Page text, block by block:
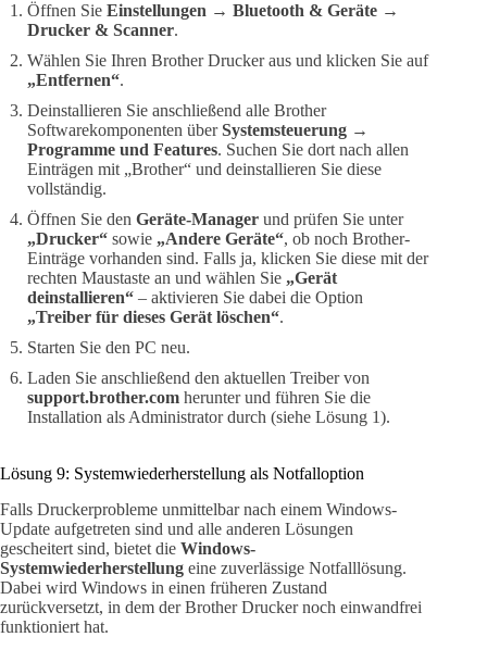
Öffnen Sie Einstellungen → Bluetooth & Geräte →
Drucker & Scanner.
Wählen Sie Ihren Brother Drucker aus und klicken Sie auf
„Entfernen“.
Deinstallieren Sie anschließend alle Brother
Softwarekomponenten überSystemsteuerung →
Programme und Features. Suchen Sie dort nach allen
Einträgen mit „Brother“ und deinstallieren Sie diese
vollständig.
Öffnen Sie den Geräte-Manager und prüfen Sie unter
„Drucker“ sowie „Andere Geräte“, ob noch Brother-
Einträge vorhanden sind. Falls ja, klicken Sie diese mit der
rechten Maustaste an und wählen Sie „Gerät
deinstallieren“ – aktivieren Sie dabei die Option
„Treiber für dieses Gerät löschen“.
Starten Sie den PC neu.
Laden Sie anschließend den aktuellen Treiber von
support.brother.com herunter und führen Sie die
Installation als Administrator durch (siehe Lösung 1).
Lösung 9: Systemwiederherstellung als Notfalloption
Falls Druckerprobleme unmittelbar nach einem Windows-
Update aufgetreten sind und alle anderen Lösungen
gescheitert sind, bietet die Windows-
Systemwiederherstellung eine zuverlässige Notfalllösung.
Dabei wird Windows in einen früheren Zustand
zurückversetzt, in dem der Brother Drucker noch einwandfrei
funktioniert hat.